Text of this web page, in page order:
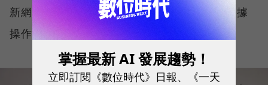
新網對蝦皮生態圈的熟練度也體現在細膩的數據
操作上。
掌握最新 AI 發展趨勢！
立即訂閱《數位時代》日報、《一天